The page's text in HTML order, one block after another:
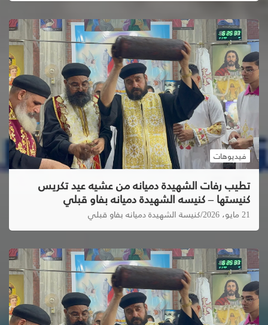
فيديوهات
تطيب رفات الشهيدة دميانه من عشيه عيد تكريس
كنيستها – كنيسه الشهيدة دميانه بفاو قبلي
21 مايو، 2026 كنيسة الشهيدة دميانه بفاو قبلي